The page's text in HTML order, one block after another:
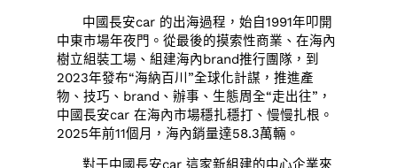
中國長安car 的出海過程，始自1991年叩開
中東市場年夜門。從最後的摸索性商業、在海內
樹立組裝工場、組建海內brand推行團隊，到
2023年發布“海納百川”全球化計謀，推進產
物、技巧、brand、辦事、生態周全“走出往”，
中國長安car 在海內市場穩扎穩打、慢慢扎根。
2025年前11個月，海內銷量達58.3萬輛。
對于中國長安car 這家新組建的中心企業來